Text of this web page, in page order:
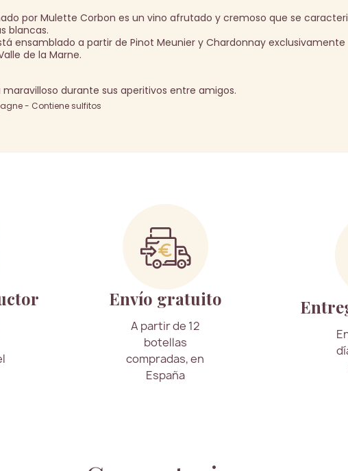
por Mulette Corbon es un vino afrutado y cremoso que se
blancas.
ensamblado a partir de Pinot Meunier y Chardonnay exclusivamente
de la Marne.
durante sus aperitivos entre amigos.
- Contiene sulfitos
Envío gratuito
A partir de 12
botellas
compradas, en
España